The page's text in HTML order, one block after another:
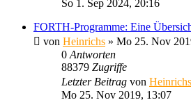
So 1. Sep 2024, 20:16
FORTH-Programme: Eine
von Heinrichs » Mo 25. Nov
0 Antworten
88379 Zugriffe
Letzter Beitrag von Heinrichs
Mo 25. Nov 2019, 13:07